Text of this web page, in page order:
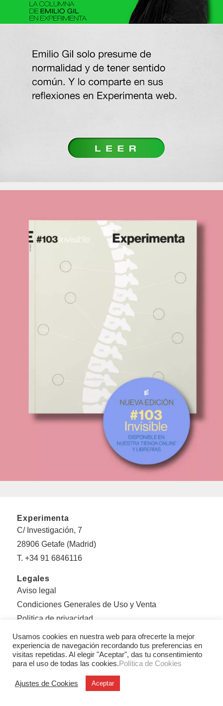
Experimenta
C/ Investigación, 7
28906 Getafe (Madrid)
T. +34 91 6846116
Legales
Aviso legal
Condiciones Generales de Uso y Venta
Politica de privacidad
Política de cookies
Sobre Experimenta
Editorial Experimenta
Equipo
Usamos cookies en nuestra web para ofrecerte la mejor
experiencia de navegación recordando tus preferencias en
visitas repetidas. Al elegir "Aceptar", das tu consentimiento
para el uso de todas las cookies.Política de Cookies
Ajustes de Cookies Aceptar